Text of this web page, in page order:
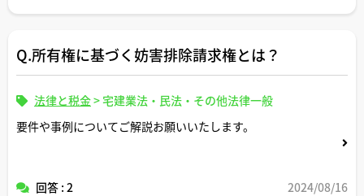
Q.所有権に基づく妨害排除請求権とは？
法律と税金>宅建業法・民法・その他法律一般
要件や事例についてご解説お願いいたします。
回答 : 2 2024/08/16